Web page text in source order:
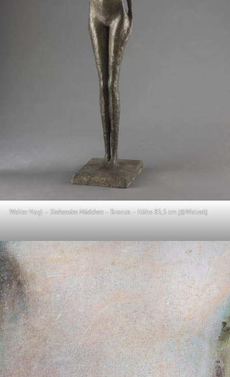
Walter Nagl –Stehendes Mädchen– Bronze – Höhe 85,5 cm (©Watzek)